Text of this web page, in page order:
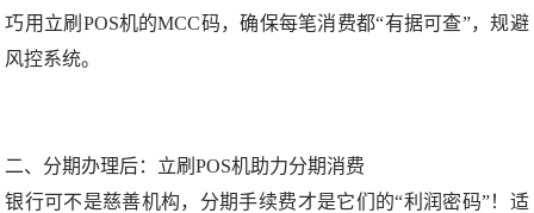
巧用立刷POS机的MCC码，确保每笔消费都“有据可查”，规避
风控系统。
二、分期办理后：立刷POS机助力分期消费
银行可不是慈善机构，分期手续费才是它们的“利润密码”！适